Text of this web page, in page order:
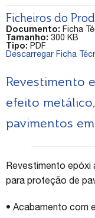
Ficheiros do
Documento: Ficha
Tamanho: 300 KB
Tipo: PDF
Descarregar Ficha
Revestimento
efeito
pavimentos
Revestimento epóxi
para proteção de
• Acabamento com